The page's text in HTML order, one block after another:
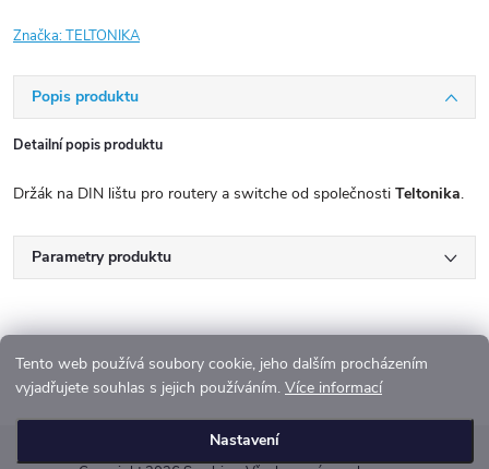
Tento web používá soubory cookie, jeho dalším procházením
vyjadřujete souhlas s jejich používáním. Více informací
Nastavení
Značka:TELTONIKA
Popis produktu
Detailní popis produktu
Držák na DIN lištu pro routery a switche od společnosti Teltonika.
Parametry produktu